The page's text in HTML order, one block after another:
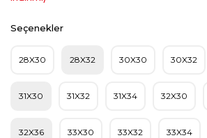
Seçenekler
28X30 28X32 30X30 30X32
31X30 31X32 31X34 32X30
32X36 33X30 33X32 33X34